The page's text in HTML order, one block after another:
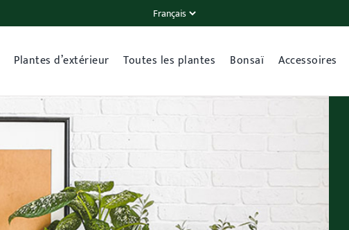
Plantes d’extérieur Toutes les plantes Bonsaï Accessoires